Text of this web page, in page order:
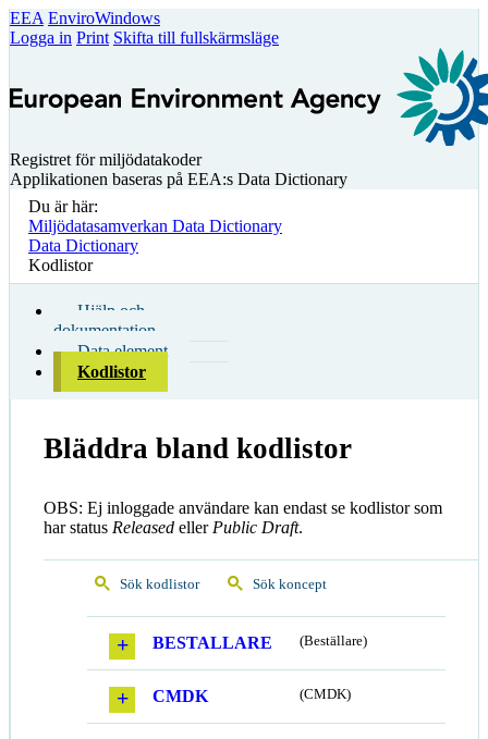
EEA EnviroWindows
Logga in Print Skifta till fullskärmsläge
Registret för miljödatakoder
Applikationen baseras på EEA:s Data Dictionary
Du är här:
Miljödatasamverkan Data Dictionary
Data Dictionary
Kodlistor
Hjälp och
dokumentation
Data element
Kodlistor
Bläddra bland kodlistor
OBS: Ej inloggade användare kan endast se kodlistor som
har status Released eller Public Draft.
Sök kodlistor Sök koncept
BESTALLARE (Beställare)
CMDK (CMDK)